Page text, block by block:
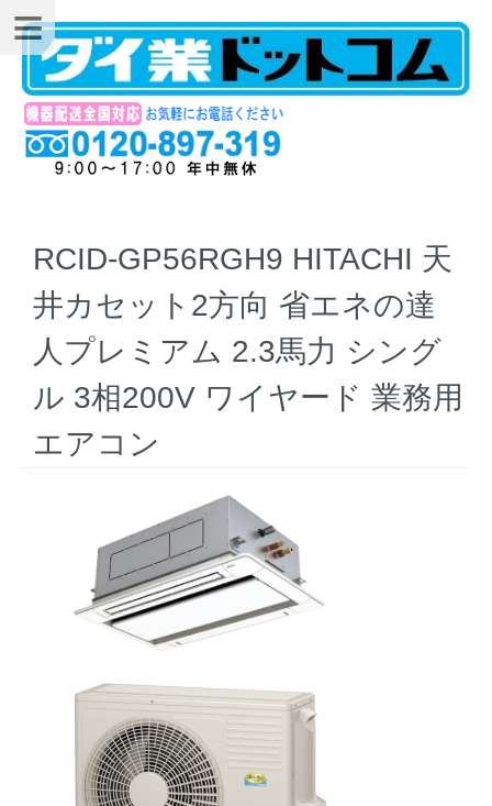
RCID-GP56RGH9 HITACHI 天
井カセット2方向 省エネの達
人プレミアム 2.3馬力 シング
ル 3相200V ワイヤード 業務用
エアコン